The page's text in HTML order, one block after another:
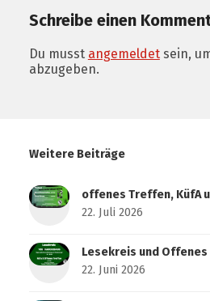
Schreibe einen
Du musst angemeldetsein,
abzugeben.
Weitere Beiträge
offenes Treffen, KüfA
22. Juli 2026
Lesekreis und
22. Juni 2026